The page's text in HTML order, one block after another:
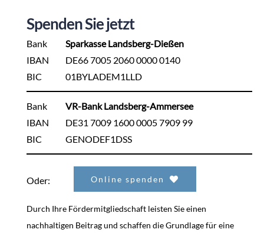
Spenden Sie jetzt
Bank
IBAN
BIC
Sparkasse Landsberg-Dießen
DE66 7005 2060 0000 0140
01BYLADEM1LLD
Bank
IBAN
BIC
VR-Bank Landsberg-Ammersee
DE31 7009 1600 0005 7909 99
GENODEF1DSS
Oder: Online spenden
Durch Ihre Fördermitgliedschaft leisten Sie einen
nachhaltigen Beitrag und schaffen die Grundlage für eine